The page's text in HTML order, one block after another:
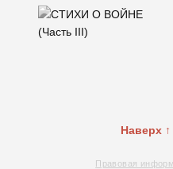
Наверх ↑
Правовая